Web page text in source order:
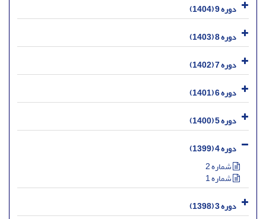
دوره 9 (1404)
دوره 8 (1403)
دوره 7 (1402)
دوره 6 (1401)
دوره 5 (1400)
دوره 4 (1399)
شماره 2
شماره 1
دوره 3 (1398)